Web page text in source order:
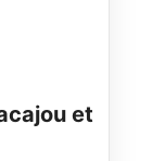
et